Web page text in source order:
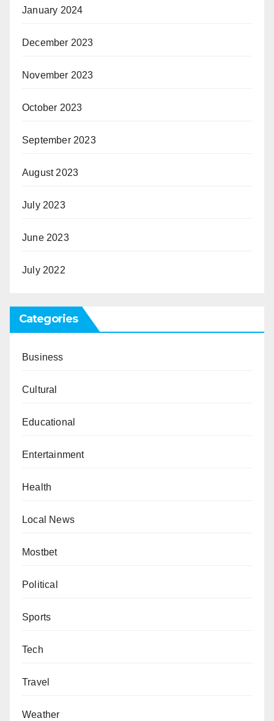
January 2024
December 2023
November 2023
October 2023
September 2023
August 2023
July 2023
June 2023
July 2022
Categories
Business
Cultural
Educational
Entertainment
Health
Local News
Mostbet
Political
Sports
Tech
Travel
Weather